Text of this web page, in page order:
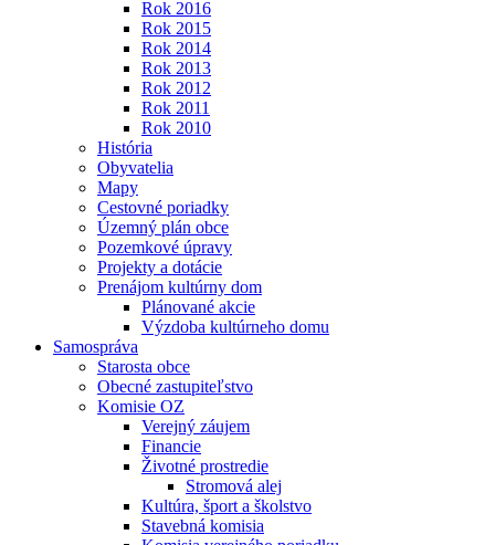
Rok 2016
Rok 2015
Rok 2014
Rok 2013
Rok 2012
Rok 2011
Rok 2010
História
Obyvatelia
Mapy
Cestovné poriadky
Územný plán obce
Pozemkové úpravy
Projekty a dotácie
Prenájom kultúrny dom
Plánované akcie
Výzdoba kultúrneho domu
Samospráva
Starosta obce
Obecné zastupiteľstvo
Komisie OZ
Verejný záujem
Financie
Životné prostredie
Stromová alej
Kultúra, šport a školstvo
Stavebná komisia